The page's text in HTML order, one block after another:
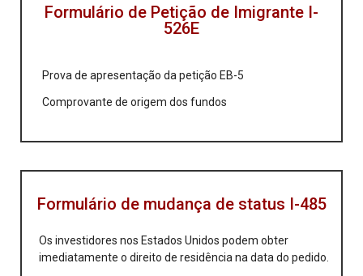
Formulário de Petição de Imigrante I-
526E
Prova de apresentação da petição EB-5
Comprovante de origem dos fundos
Formulário de mudança de status I-485
Os investidores nos Estados Unidos podem obter
imediatamente o direito de residência na data do pedido.